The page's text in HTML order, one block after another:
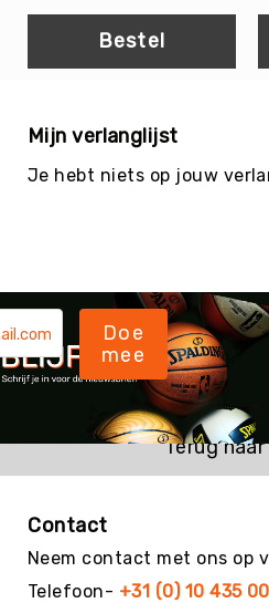
Volleyballen
Speelballen
Trefballen
Pleinballen
Ballenpakketten
Sportballen
-
Pakketten
Speelballen
-
Pakketten
Balaccessoires
Bestel
Mijn verlanglijst
Je hebt niets op jouw
Doe
mee
Terug
Contact
Neem contact met ons op
Telefoon- +31 (0) 10 435